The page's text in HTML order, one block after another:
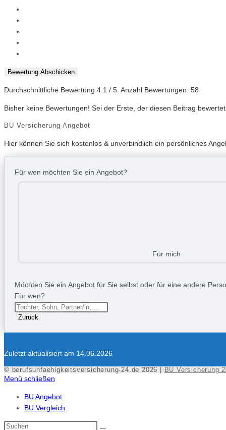
Bewertung Abschicken
Durchschnittliche Bewertung 4.1 / 5. Anzahl Bewertungen: 58
Bisher keine Bewertungen! Sei der Erste, der diesen Beitrag
BU Versicherung Angebot
Hier können Sie sich kostenlos & unverbindlich ein persönliches
Für wen möchten Sie ein Angebot?
Für mich
Möchten Sie ein Angebot für Sie selbst oder für eine andere
Für wen?
Zurück
Zuletzt aktualisiert am 14.06.2026
© berufsunfaehigkeitsversicherung-24.de 2026 | BU Versicherung
Menü schließen
BU Angebot
BU Vergleich
Diese